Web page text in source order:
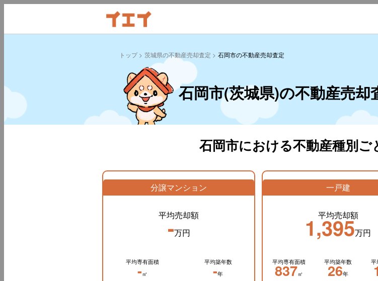
トップ 茨城県の不動産売却査定 石岡市の不動産売却査定
石岡市(茨城県)の不動産売却
石岡市における不動産種別ご
分譲マンション
平均売却額
-万円
平均専有面積
-㎡
平均築年数
-年
一戸建
平均売却額
1,395万円
平均専有面積
837㎡
平均築年数
26年
平